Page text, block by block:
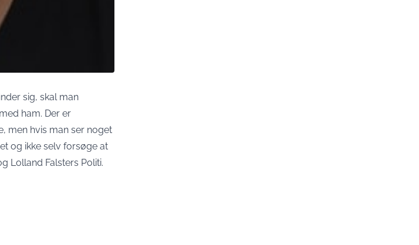
sig, skal man
ham. Der er
men hvis man ser noget
og ikke selv forsøge at
Lolland Falsters Politi.